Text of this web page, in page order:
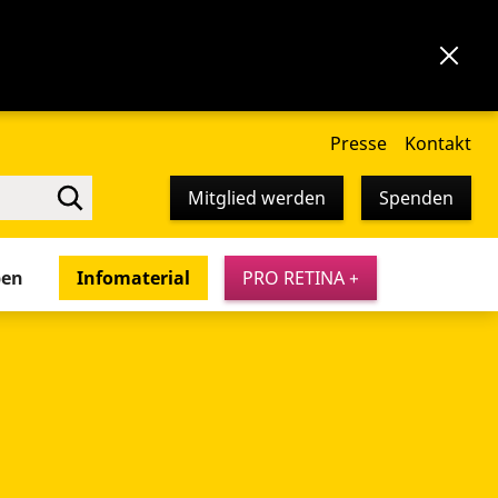
Presse Kontakt
Mitglied werden Spenden
Infomaterial PRO RETINA +